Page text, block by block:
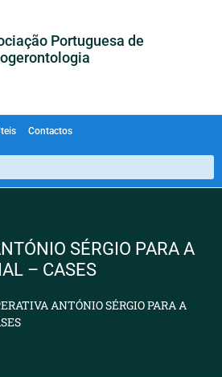
Portuguesa de
Contactos
SÉRGIO PARA A
– CASES
ANTÓNIO SÉRGIO PARA A